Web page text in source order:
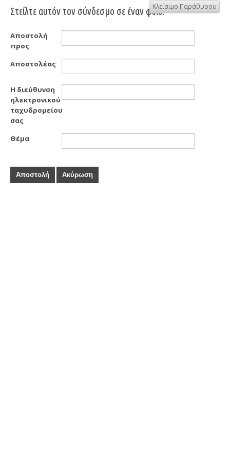
Στείλτε αυτόν τον σύνδεσμο σε έναν φίλο.Κλείσιμο Παράθυρου
Αποστολή
προς
Αποστολέας
Η διεύθυνση
ηλεκτρονικού
ταχυδρομείου
σας
Θέμα
Αποστολή Ακύρωση